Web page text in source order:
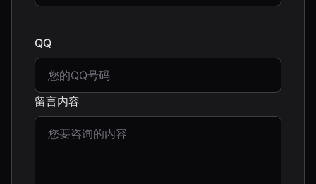
QQ
留言内容